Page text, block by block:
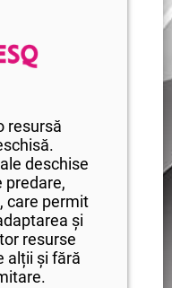
resursă
deschise
predare,
care permit
și
resurse
alții și fără